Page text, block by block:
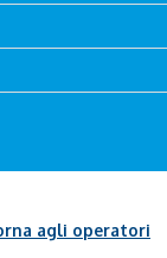
agli operatori